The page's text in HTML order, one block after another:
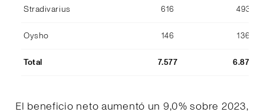
Stradivarius 616 493
Oysho 146 136
Total 7.577 6.870
El beneficio neto aumentó un 9,0% sobre 2023,